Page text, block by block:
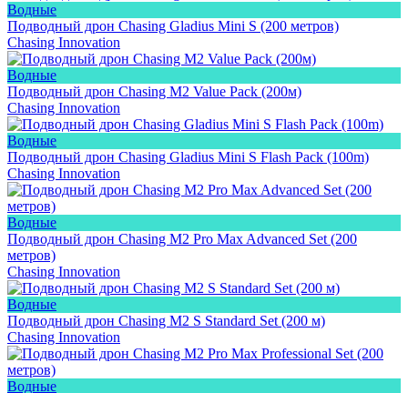
Водные
Подводный дрон Сhasing Gladius Mini S (200 метров)
Chasing Innovation
Водные
Подводный дрон Chasing M2 Value Pack (200м)
Chasing Innovation
Водные
Подводный дрон Chasing Gladius Mini S Flash Pack (100m)
Chasing Innovation
Водные
Подводный дрон Chasing M2 Pro Max Advanced Set (200
метров)
Chasing Innovation
Водные
Подводный дрон Chasing M2 S Standard Set (200 м)
Chasing Innovation
Водные